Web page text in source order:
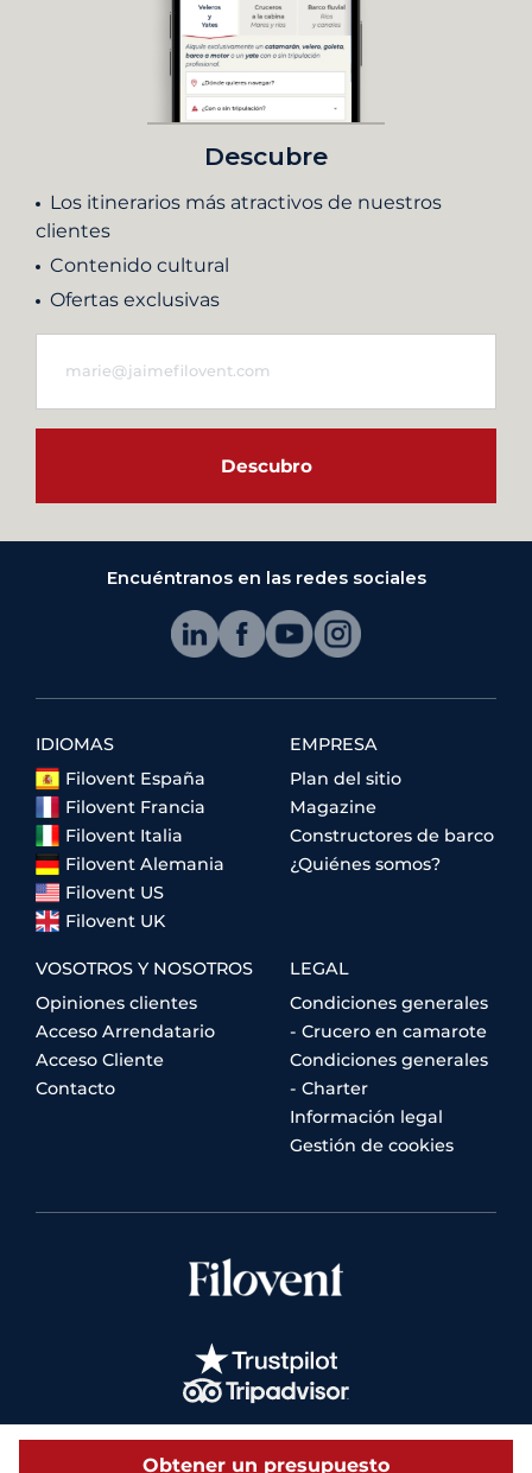
Obtener un presupuesto
Descubre
Los itinerarios más atractivos de nuestros
clientes
Contenido cultural
Ofertas exclusivas
Descubro
Encuéntranos en las redes sociales
IDIOMAS
Filovent España
Filovent Francia
Filovent Italia
Filovent Alemania
Filovent US
Filovent UK
EMPRESA
Plan del sitio
Magazine
Constructores de barco
¿Quiénes somos?
VOSOTROS Y NOSOTROS
Opiniones clientes
Acceso Arrendatario
Acceso Cliente
Contacto
LEGAL
Condiciones generales
- Crucero en camarote
Condiciones generales
- Charter
Información legal
Gestión de cookies